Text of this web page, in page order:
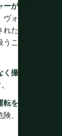
が示唆す
ヴォドゥン
た真剣な
ことは無
撮影しな
を避ける
、国の一